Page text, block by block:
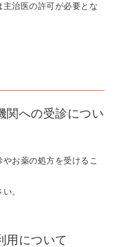
治医の許可が必要とな
関への受診につい
お薬の処方を受けるこ
。
用について